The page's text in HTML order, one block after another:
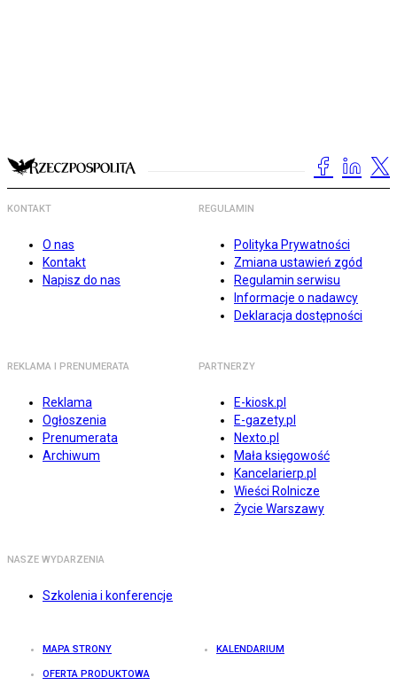
KONTAKT
O nas
Kontakt
Napisz do nas
REGULAMIN
Polityka Prywatności
Zmiana ustawień zgód
Regulamin serwisu
Informacje o nadawcy
Deklaracja dostępności
REKLAMA I PRENUMERATA
Reklama
Ogłoszenia
Prenumerata
Archiwum
PARTNERZY
E-kiosk.pl
E-gazety.pl
Nexto.pl
Mała księgowość
Kancelarierp.pl
Wieści Rolnicze
Życie Warszawy
NASZE WYDARZENIA
Szkolenia i konferencje
MAPA STRONY KALENDARIUM
OFERTA PRODUKTOWA